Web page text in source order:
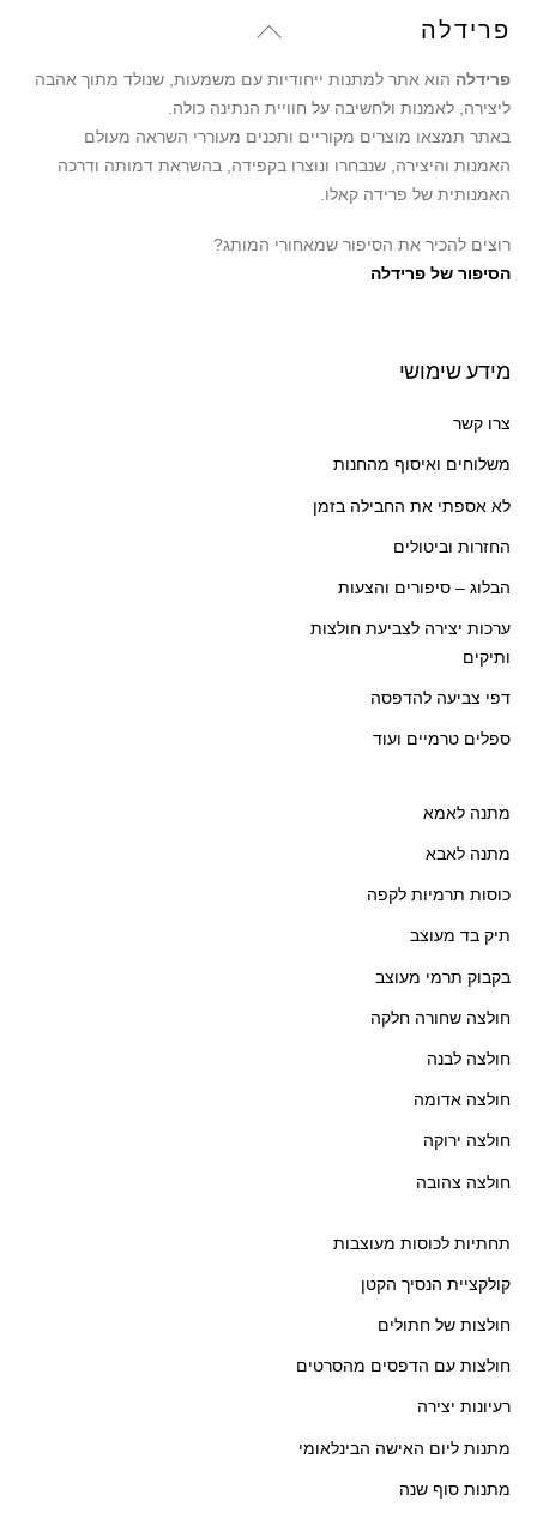
Back
Top
פרידלה
פרידלה הוא אתר למתנות ייחודיות עם משמעות, שנולד מתוך אהבה
ליצירה, לאמנות ולחשיבה על חוויית הנתינה כולה.
באתר תמצאו מוצרים מקוריים ותכנים מעוררי השראה מעולם
האמנות והיצירה, שנבחרו ונוצרו בקפידה, בהשראת דמותה ודרכה
האמנותית של פרידה קאלו.
רוצים להכיר את הסיפור שמאחורי המותג?
הסיפור של פרידלה
מידע שימושי
צרו קשר
משלוחים ואיסוף מהחנות
לא אספתי את החבילה בזמן
החזרות וביטולים
הבלוג – סיפורים והצעות
ערכות יצירה לצביעת חולצות
ותיקים
דפי צביעה להדפסה
ספלים טרמיים ועוד
מתנה לאמא
מתנה לאבא
כוסות תרמיות לקפה
תיק בד מעוצב
בקבוק תרמי מעוצב
חולצה שחורה חלקה
חולצה לבנה
חולצה אדומה
חולצה ירוקה
חולצה צהובה
תחתיות לכוסות מעוצבות
קולקציית הנסיך הקטן
חולצות של חתולים
חולצות עם הדפסים מהסרטים
רעיונות יצירה
מתנות ליום האישה הבינלאומי
מתנות סוף שנה